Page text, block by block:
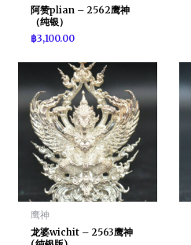
阿赞plian – 2562鹰神
（纯银）
฿3,100.00
鹰神
龙婆wichit – 2563鹰神